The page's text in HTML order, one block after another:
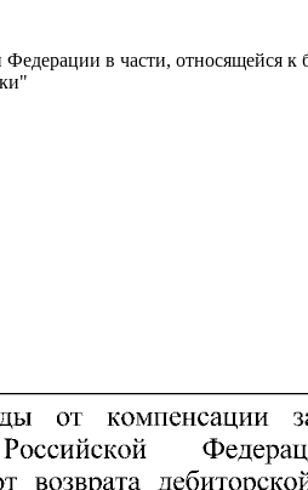
в части, относящейся